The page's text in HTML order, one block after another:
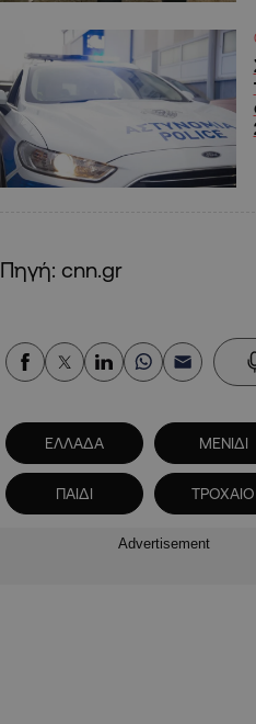
Πηγή: cnn.gr
ΕΛΛΑΔΑ ΜΕΝΙΔΙ
ΠΑΙΔΙ ΤΡΟΧΑΙΟ
Advertisement